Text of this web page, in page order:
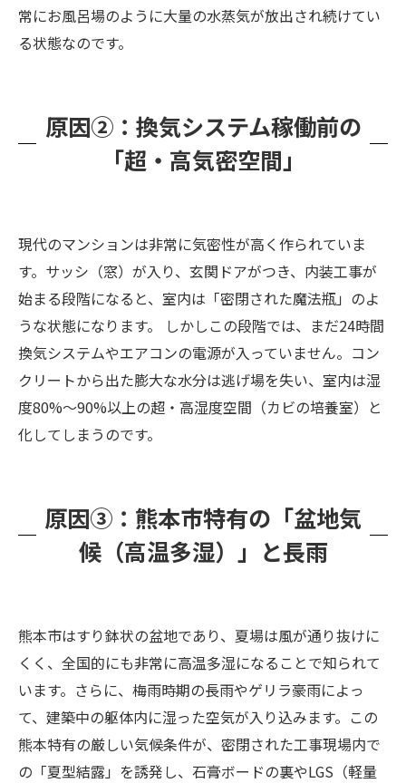
常にお風呂場のように大量の水蒸気が放出され続けてい
る状態なのです。
原因②：換気システム稼働前の
「超・高気密空間」
現代のマンションは非常に気密性が高く作られていま
す。サッシ（窓）が入り、玄関ドアがつき、内装工事が
始まる段階になると、室内は「密閉された魔法瓶」のよ
うな状態になります。 しかしこの段階では、まだ24時間
換気システムやエアコンの電源が入っていません。コン
クリートから出た膨大な水分は逃げ場を失い、室内は湿
度80%〜90%以上の超・高湿度空間（カビの培養室）と
化してしまうのです。
原因③：熊本市特有の「盆地気
候（高温多湿）」と長雨
熊本市はすり鉢状の盆地であり、夏場は風が通り抜けに
くく、全国的にも非常に高温多湿になることで知られて
います。さらに、梅雨時期の長雨やゲリラ豪雨によっ
て、建築中の躯体内に湿った空気が入り込みます。この
熊本特有の厳しい気候条件が、密閉された工事現場内で
の「夏型結露」を誘発し、石膏ボードの裏やLGS（軽量